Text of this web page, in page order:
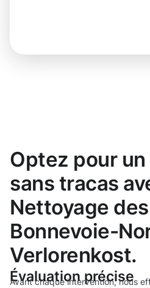
Optez pour
sans tracas
Nettoyage
Bonnevoie-
Verlorenkost.
Évaluation précise
Avant chaque intervention, nous